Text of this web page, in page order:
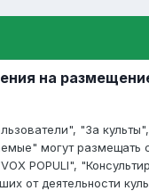
на
"За
могут размещать
POPULI",
от деятельности